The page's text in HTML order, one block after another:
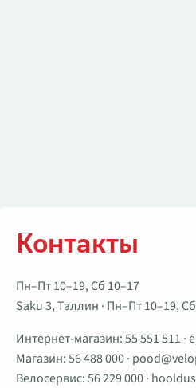
Контакты
Пн–Пт 10–19, Сб 10–17
Saku 3, Таллин · Пн–Пт 10–19,
Интернет-магазин:55 551 511 ·
Магазин:56 488 000·
Велосервис:56 229 000·